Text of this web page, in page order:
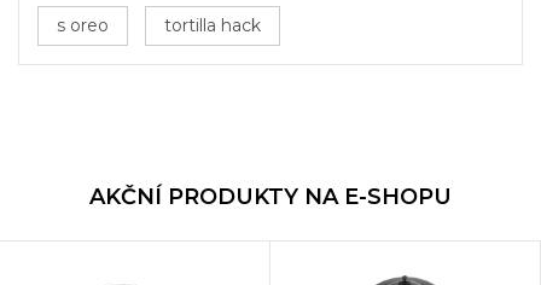
s oreo tortilla hack
AKČNÍ PRODUKTY NA E-SHOPU